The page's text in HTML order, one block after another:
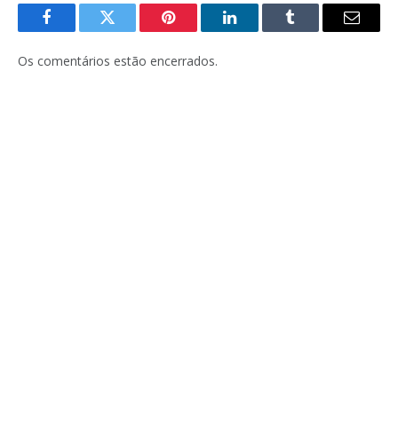
FacebookTwitter Pinterest LinkedInTumblr
E-
Os comentários estão encerrados.